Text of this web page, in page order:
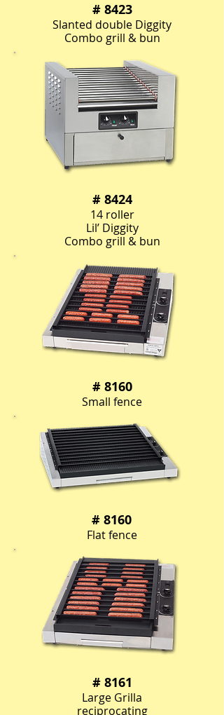
# 8423
Slanted double Diggity
Combo grill & bun
# 8424
14 roller
Lil’ Diggity
Combo grill & bun
# 8160
Small fence
# 8160
Flat fence
# 8161
Large Grilla
reciprocating